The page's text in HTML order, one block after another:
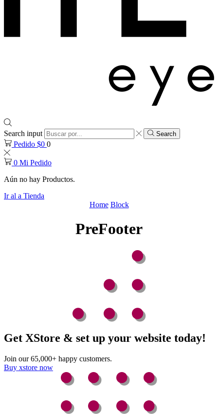
Search input Search
Pedido $0 0
0 Mi Pedido
Aún no hay Productos.
Ir al a Tienda
Home Block
PreFooter
Get XStore & set up your website today!
Join our 65,000+ happy customers.
Buy xstore now